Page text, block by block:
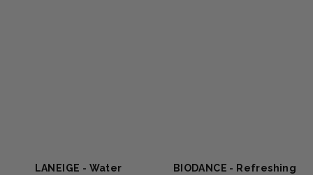
LANEIGE - Water
BIODANCE - Refreshing